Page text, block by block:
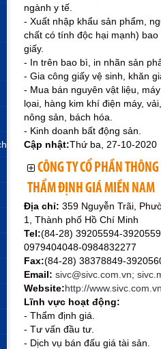
ngành y tế.
- Xuất nhập khẩu sản phẩm,
chất có tính độc hại mạnh)
giấy.
- In trên bao bì, in nhãn sản
- Gia công giấy vệ sinh, khăn
- Mua bán nguyên vật liệu,
lọai, hàng kim khí điện máy,
nông sản, bách hóa.
- Kinh doanh bất động sản.
Cập nhật:Thứ ba, 27-10-2020
CÔNG TY CỔ PHẦN
THẨM ĐỊNH GIÁ MIỀN NAM
Địa chỉ: 359 Nguyễn Trãi,
1, Thành phố Hồ Chí Minh
Tel:(84-28) 39205594-
0979404048-0984832277
Fax:(84-28) 38378849-
Email: sivc@sivc.com.vn;
Website:http://www.sivc.com.vn
Lĩnh vực hoạt động:
- Thẩm định giá.
- Tư vấn đầu tư.
- Dịch vụ bán đấu giá tài sản.